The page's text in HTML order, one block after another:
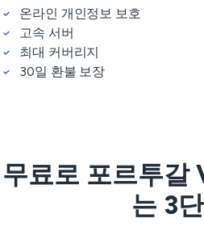
온라인 개인정보 보호
고속 서버
최대 커버리지
30일 환불 보장
무료로 포르투갈
는 3